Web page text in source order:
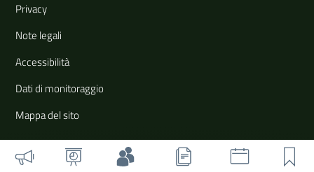
Privacy
Note legali
Accessibilità
Dati di monitoraggio
Mappa del sito